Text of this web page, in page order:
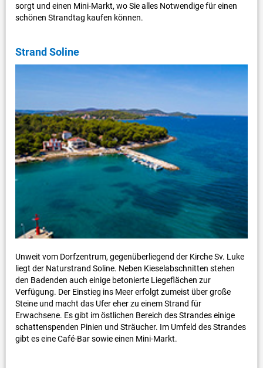
sorgt und einen Mini-Markt, wo Sie alles Notwendige für einen
schönen Strandtag kaufen können.
Strand Soline
Unweit vom Dorfzentrum, gegenüberliegend der Kirche Sv. Luke
liegt der Naturstrand Soline. Neben Kieselabschnitten stehen
den Badenden auch einige betonierte Liegeflächen zur
Verfügung. Der Einstieg ins Meer erfolgt zumeist über große
Steine und macht das Ufer eher zu einem Strand für
Erwachsene. Es gibt im östlichen Bereich des Strandes einige
schattenspenden Pinien und Sträucher. Im Umfeld des Strandes
gibt es eine Café-Bar sowie einen Mini-Markt.